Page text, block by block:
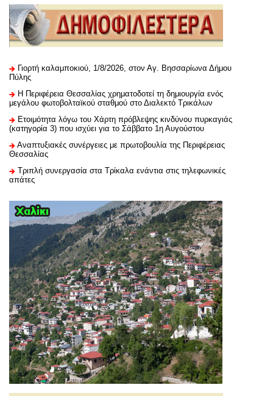
Γιορτή καλαμποκιού, 1/8/2026, στον Αγ. Βησσαρίωνα Δήμου
Πύλης
H Περιφέρεια Θεσσαλίας χρηματοδοτεί τη δημιουργία ενός
μεγάλου φωτοβολταϊκού σταθμού στο Διαλεκτό Τρικάλων
Ετοιμότητα λόγω του Χάρτη πρόβλεψης κινδύνου πυρκαγιάς
(κατηγορία 3) που ισχύει για το Σάββατο 1η Αυγούστου
Αναπτυξιακές συνέργειες με πρωτοβουλία της Περιφέρειας
Θεσσαλίας
Τριπλή συνεργασία στα Τρίκαλα ενάντια στις τηλεφωνικές
απάτες